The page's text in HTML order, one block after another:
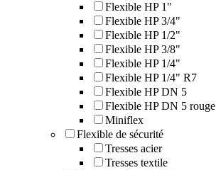
Flexible HP 1"
Flexible HP 3/4"
Flexible HP 1/2"
Flexible HP 3/8"
Flexible HP 1/4"
Flexible HP 1/4" R7
Flexible HP DN 5
Flexible HP DN 5 rouge
Miniflex
Flexible de sécurité
Tresses acier
Tresses textile